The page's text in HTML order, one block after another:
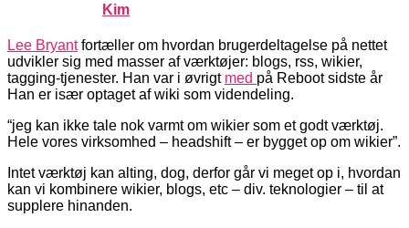
Kim
Lee Bryantfortæller om hvordan brugerdeltagelse på nettet
udvikler sig med masser af værktøjer: blogs, rss, wikier,
tagging-tjenester. Han var i øvrigt med på Reboot sidste år
Han er især optaget af wiki som videndeling.
“jeg kan ikke tale nok varmt om wikier som et godt værktøj.
Hele vores virksomhed – headshift – er bygget op om wikier”.
Intet værktøj kan alting, dog, derfor går vi meget op i, hvordan
kan vi kombinere wikier, blogs, etc – div. teknologier – til at
supplere hinanden.